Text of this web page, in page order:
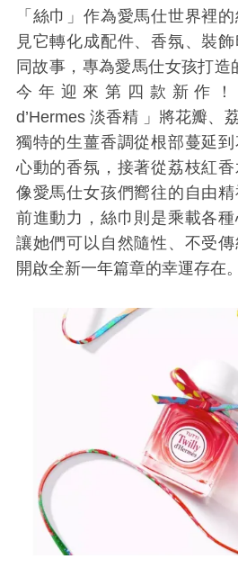
「絲巾」作為愛馬仕世界裡
見它轉化成配件、香氛、裝
同故事，專為愛馬仕女孩打造
今年迎來第四款新作！
d’Hermes 淡香精 」將花瓣、
獨特的生薑香調從根部蔓延
心動的香氛，接著從荔枝紅
像愛馬仕女孩們嚮往的自由
前進動力，絲巾則是乘載各種
讓她們可以自然隨性、不受
開啟全新一年篇章的幸運存在。